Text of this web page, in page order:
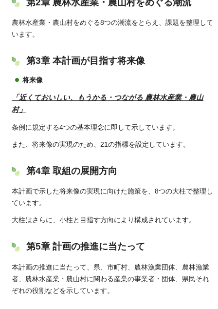
第2章 農林水産業・農山村をめぐる潮流
農林水産業・農山村をめぐる8つの潮流をとらえ、課題を整理して
います。
第3章 本計画が目指す将来像
将来像
「近くておいしい、もうかる・つながる 農林水産業・農山
村」
条例に規定する4つの基本理念に即して示しています。
また、将来像の実現のため、21の指標を設定しています。
第4章 取組の展開方向
本計画で示した将来像の実現に向けた施策を、8つの大柱で整理し
ています。
大柱はさらに、小柱と目指す方向により構成されています。
第5章 計画の推進に当たって
本計画の推進に当たって、県、市町村、農林漁業団体、農林漁業
者、農林水産業・農山村に関わる産業の事業者・団体、県民それ
ぞれの役割などを示しています。